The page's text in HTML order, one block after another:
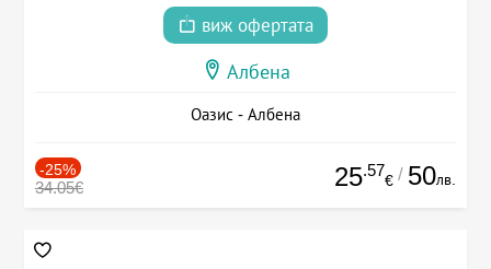
виж офертата
Албена
Оазис - Албена
-25%
34.05€ 25.57
€ / 50лв.